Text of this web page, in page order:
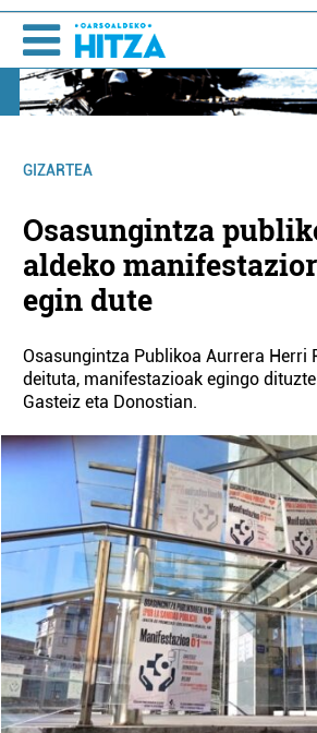
GIZARTEA
Osasungintza
aldeko
egin dute
Osasungintza Publikoa Aurrera Herri
deituta, manifestazioak egingo
Gasteiz eta Donostian.